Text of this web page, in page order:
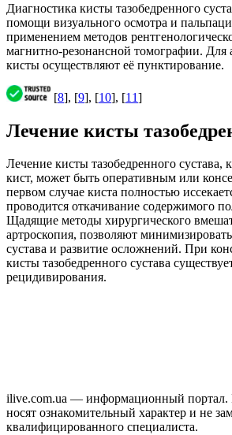
Диагностика кисты тазобедренного
помощи визуального осмотра и
применением методов
магнитно-резонансной томографии. Для
кисты осуществляют её пунктирование.
[8], [9], [10], [11]
Лечение кисты
Лечение кисты тазобедренного сустава,
кист, может быть оперативным или
первом случае киста полностью
проводится откачивание содержимого
Щадящие методы хирургического
артроскопия, позволяют
сустава и развитие осложнений. При
кисты тазобедренного сустава
рецидивирования.
ilive.com.ua — информационный портал.
носят ознакомительный характер и не
квалифицированного специалиста.